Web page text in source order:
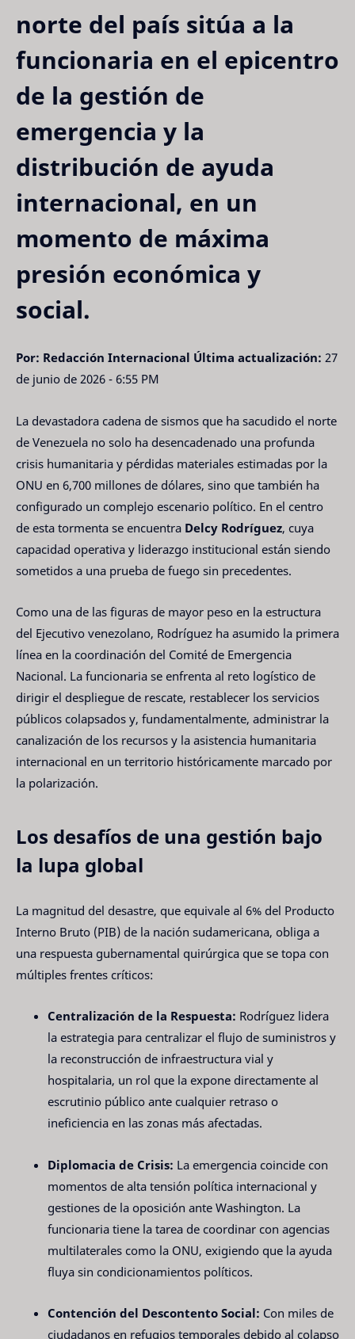
norte del país sitúa a la
funcionaria en el epicentro
de la gestión de
emergencia y la
distribución de ayuda
internacional, en un
momento de máxima
presión económica y
social.
Por: Redacción Internacional Última actualización: 27
de junio de 2026 - 6:55 PM
La devastadora cadena de sismos que ha sacudido el norte
de Venezuela no solo ha desencadenado una profunda
crisis humanitaria y pérdidas materiales estimadas por la
ONU en 6,700 millones de dólares, sino que también ha
configurado un complejo escenario político. En el centro
de esta tormenta se encuentra Delcy Rodríguez, cuya
capacidad operativa y liderazgo institucional están siendo
sometidos a una prueba de fuego sin precedentes.
Como una de las figuras de mayor peso en la estructura
del Ejecutivo venezolano, Rodríguez ha asumido la primera
línea en la coordinación del Comité de Emergencia
Nacional. La funcionaria se enfrenta al reto logístico de
dirigir el despliegue de rescate, restablecer los servicios
públicos colapsados y, fundamentalmente, administrar la
canalización de los recursos y la asistencia humanitaria
internacional en un territorio históricamente marcado por
la polarización.
Los desafíos de una gestión bajo
la lupa global
La magnitud del desastre, que equivale al 6% del Producto
Interno Bruto (PIB) de la nación sudamericana, obliga a
una respuesta gubernamental quirúrgica que se topa con
múltiples frentes críticos:
Centralización de la Respuesta: Rodríguez lidera
la estrategia para centralizar el flujo de suministros y
la reconstrucción de infraestructura vial y
hospitalaria, un rol que la expone directamente al
escrutinio público ante cualquier retraso o
ineficiencia en las zonas más afectadas.
Diplomacia de Crisis: La emergencia coincide con
momentos de alta tensión política internacional y
gestiones de la oposición ante Washington. La
funcionaria tiene la tarea de coordinar con agencias
multilaterales como la ONU, exigiendo que la ayuda
fluya sin condicionamientos políticos.
Contención del Descontento Social: Con miles de
ciudadanos en refugios temporales debido al colapso